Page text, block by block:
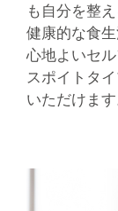
も自分を整
健康的な食
心地よいセ
スポイトタ
いただけます